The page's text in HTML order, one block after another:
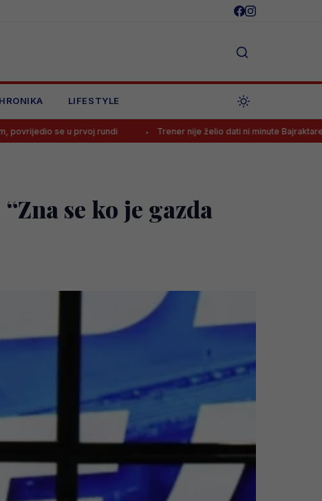
LIFESTYLE
rundi Trener nije želio dati ni minute Bajraktareviću, pa doživio
se ko je gazda